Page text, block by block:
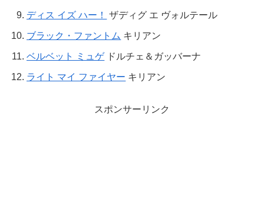
ディス イズ ハー！ ザディグ エ ヴォルテール
ブラック・ファントム キリアン
ベルベット ミュゲドルチェ＆ガッバーナ
ライト マイ ファイヤー キリアン
スポンサーリンク